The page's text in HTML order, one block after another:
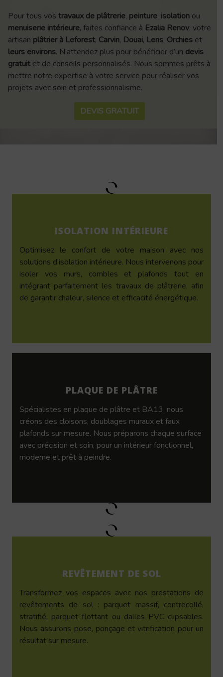
Pour tous vos travaux de plâtrerie, peinture, isolation ou
menuiserie intérieure, faites confiance à Ezalia Renov, votre
artisan plâtrier à Leforest, Carvin, Douai, Lens, Orchies et
leurs environs. N’attendez plus pour bénéficier d’un devis
gratuit et de conseils personnalisés. Nous sommes prêts à
mettre notre expertise à votre service pour réaliser vos
projets avec soin et professionnalisme.
DEVIS GRATUIT
ISOLATION INTÉRIEURE
Optimisez le confort de votre maison avec nos
solutions d’isolation intérieure. Nous intervenons pour
isoler vos murs, combles et plafonds tout en
intégrant parfaitement les travaux de plâtrerie, afin
de garantir chaleur, silence et efficacité énergétique.
PLAQUE DE PLÂTRE
Spécialistes en plaque de plâtre et BA13, nous
créons des cloisons, doublages muraux et faux
plafonds sur mesure. Nous préparons chaque surface
avec précision et soin, pour un intérieur fonctionnel,
moderne et prêt à peindre.
REVÊTEMENT DE SOL
Transformez vos espaces avec nos prestations de
revêtements de sol : parquet massif, contrecollé,
stratifié, parquet flottant ou dalles PVC clipsables.
Nous assurons pose, ponçage et vitrification pour un
résultat sur mesure.